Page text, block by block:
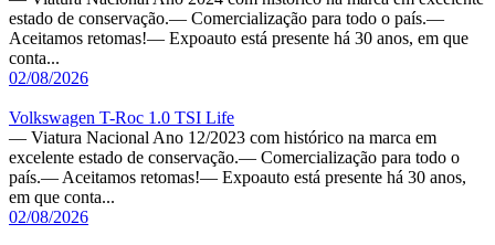
estado de conservação.— Comercialização para todo o país.—
Aceitamos retomas!— Expoauto está presente há 30 anos, em que
conta...
02/08/2026
Volkswagen T-Roc 1.0 TSI Life
— Viatura Nacional Ano 12/2023 com histórico na marca em
excelente estado de conservação.— Comercialização para todo o
país.— Aceitamos retomas!— Expoauto está presente há 30 anos,
em que conta...
02/08/2026